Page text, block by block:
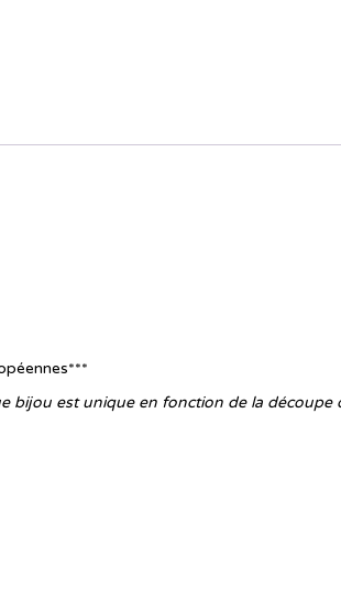
bijou est unique en fonction de la découpe